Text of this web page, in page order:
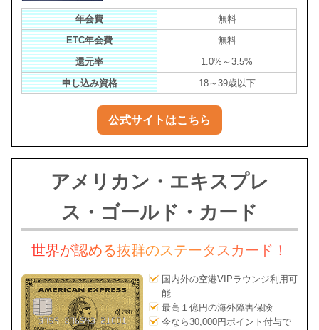
年会費
無料
ETC年会費
無料
還元率
1.0%～3.5%
申し込み資格
18～39歳以下
公式サイトはこちら
アメリカン・エキスプレ
ス・ゴールド・カード
世界が認める抜群のステータスカード！
国内外の空港VIPラウンジ利用可
能
最高１億円の海外障害保険
今なら30,000円ポイント付与で